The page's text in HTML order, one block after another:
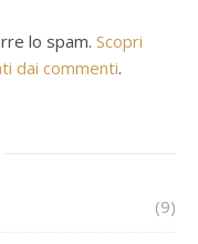
lo spam. Scopri
dai commenti.
(9)